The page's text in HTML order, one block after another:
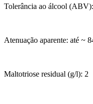
Tolerância ao álcool
Atenuação aparente: até ~
Maltotriose residual (g/l): 2